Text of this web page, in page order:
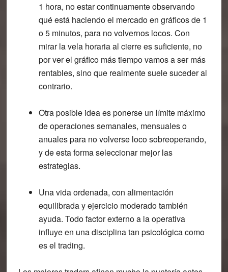
1 hora, no estar continuamente observando
qué está haciendo el mercado en gráficos de 1
o 5 minutos, para no volvernos locos. Con
mirar la vela horaria al cierre es suficiente, no
por ver el gráfico más tiempo vamos a ser más
rentables, sino que realmente suele suceder al
contrario.
Otra posible idea es ponerse un límite máximo
de operaciones semanales, mensuales o
anualespara no volverse loco sobreoperando,
y de esta forma seleccionar mejor las
estrategias.
Una vida ordenada, con alimentación
equilibrada y ejercicio moderadotambién
ayuda. Todo factor externo a la operativa
influye en una disciplina tan psicológica como
es el trading.